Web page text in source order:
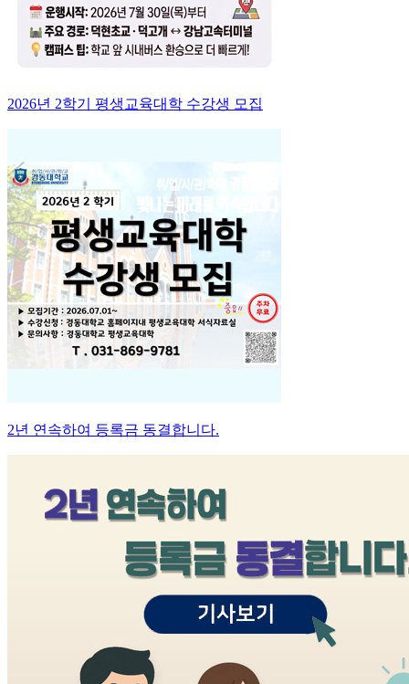
2026년 2학기 평생교육대학 수강생 모집
2년 연속하여 등록금 동결합니다.